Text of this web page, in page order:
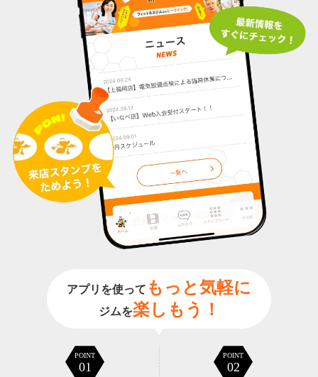
アプリを使って もっと気軽に
ジムを楽しもう！
POINT
01
POINT
02